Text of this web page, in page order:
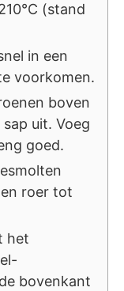
(stand
in een
voorkomen.
boven
uit. Voeg
goed.
roer tot
het
bovenkant